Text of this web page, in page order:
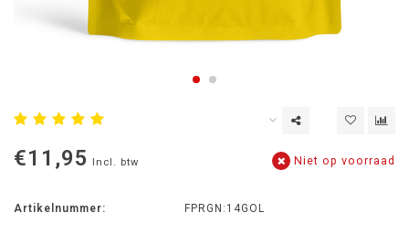
€11,95 Incl. btw Niet op voorraad
Artikelnummer: FPRGN:14GOL